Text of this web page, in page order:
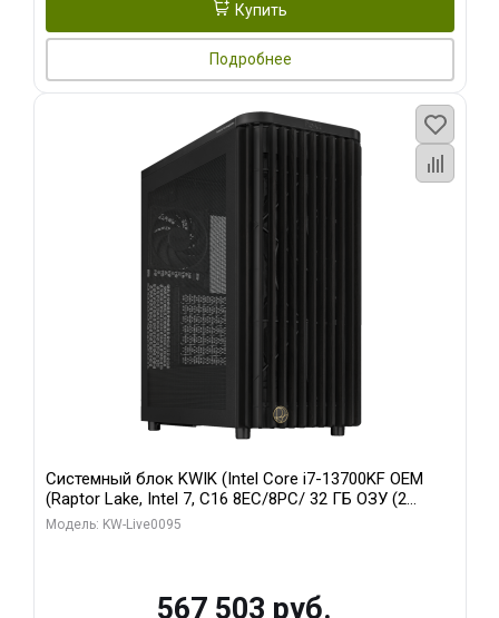
Купить
Подробнее
Системный блок KWIK (Intel Core i7-13700KF OEM
(Raptor Lake, Intel 7, C16 8EC/8PC/ 32 ГБ ОЗУ (2
модуля)/ Afox RTX4090 24GB GDDR6X 384-Bit 3xDP
Модель: KW-Live0095
567 503 руб.